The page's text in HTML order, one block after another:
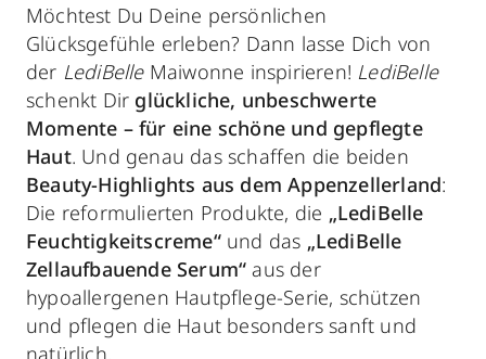
Möchtest Du Deine persönlichen
Glücksgefühle erleben? Dann lasse Dich von
der LediBelle Maiwonne inspirieren! LediBelle
schenkt Dir glückliche, unbeschwerte
Momente – für eine schöne und gepflegte
Haut. Und genau das schaffen die beiden
Beauty-Highlights aus dem Appenzellerland:
Die reformulierten Produkte, die „LediBelle
Feuchtigkeitscreme“und das „LediBelle
Zellaufbauende Serum“ aus der
hypoallergenen Hautpflege-Serie, schützen
und pflegen die Haut besonders sanft und
natürlich.